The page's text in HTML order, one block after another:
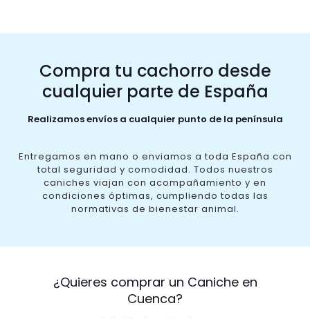
Compra tu cachorro desde
cualquier parte de España
Realizamos envíos a cualquier punto de la península
Entregamos en mano o enviamos a toda España con
total seguridad y comodidad. Todos nuestros
caniches viajan con acompañamiento y en
condiciones óptimas, cumpliendo todas las
normativas de bienestar animal.
¿Quieres comprar un Caniche en
Cuenca?